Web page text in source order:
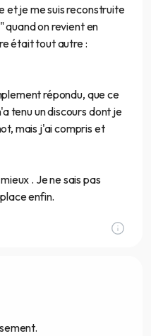
et je me suis reconstruite
quand on revient en
était tout autre :
répondu, que ce
tenu un discours dont je
mais j'ai compris et
. Je ne sais pas
enfin.